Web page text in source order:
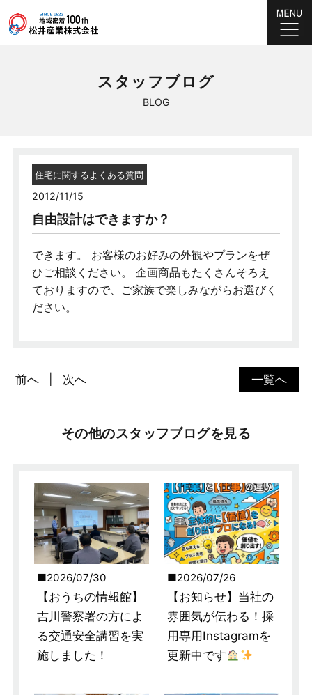
BLOG
スタッフブログ
住宅に関するよくある質問
2012/11/15
自由設計はできますか？
できます。 お客様のお好みの外観やプランをぜ
ひご相談ください。 企画商品もたくさんそろえ
ておりますので、ご家族で楽しみながらお選びく
ださい。
一覧へ
前へ 次へ
その他のスタッフブログを見る
2026/07/30
【おうちの情報館】
吉川警察署の方によ
る交通安全講習を実
施しました！
2026/07/26
【お知らせ】当社の
雰囲気が伝わる！採
用専用Instagramを
更新中です